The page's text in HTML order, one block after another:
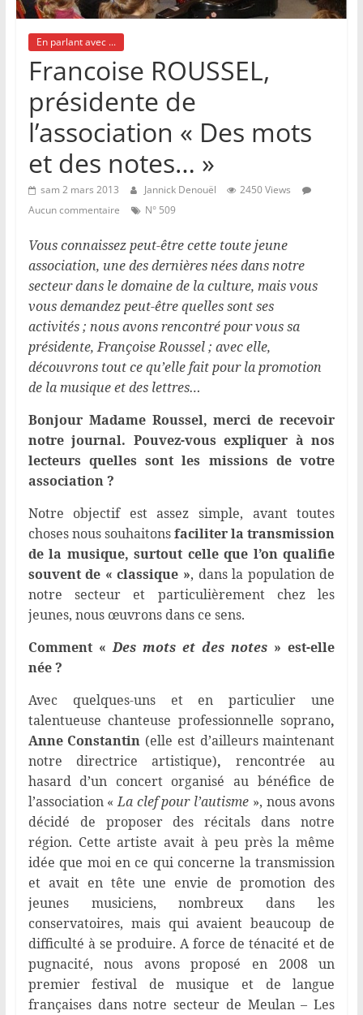
En parlant avec ...
Francoise ROUSSEL,
présidente de
l’association « Des mots
et des notes… »
sam 2 mars 2013 Jannick Denouël
2450 Views
Aucun commentaire
N° 509
Vous connaissez peut-être cette toute jeune
association, une des dernières nées dans notre
secteur dans le domaine de la culture, mais vous
vous demandez peut-être quelles sont ses
activités ; nous avons rencontré pour vous sa
présidente, Françoise Roussel ; avec elle,
découvrons tout ce qu’elle fait pour la promotion
de la musique et des lettres…
Bonjour Madame Roussel, merci de recevoir
notre journal. Pouvez-vous expliquer à nos
lecteurs quelles sont les missions de votre
association ?
Notre objectif est assez simple, avant toutes
choses nous souhaitonsfaciliter la transmission
de la musique, surtout celle que l’on qualifie
souvent de « classique », dans la population de
notre secteur et particulièrement chez les
jeunes, nous œuvrons dans ce sens.
Comment «Des mots et des notes » est-elle
née ?
Avec quelques-uns et en particulier une
talentueuse chanteuse professionnelle soprano,
Anne Constantin (elle est d’ailleurs maintenant
notre directrice artistique), rencontrée au
hasard d’un concert organisé au bénéfice de
l’association « La clef pour l’autisme », nous avons
décidé de proposer des récitals dans notre
région. Cette artiste avait à peu près la même
idée que moi en ce qui concerne la transmission
et avait en tête une envie de promotion des
jeunes musiciens, nombreux dans les
conservatoires, mais qui avaient beaucoup de
difficulté à se produire. A force de ténacité et de
pugnacité, nous avons proposé en 2008 un
premier festival de musique et de langue
françaises dans notre secteur de Meulan – Les